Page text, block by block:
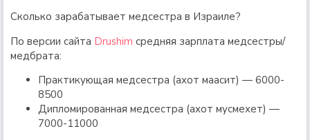
Сколько зарабатывает медсестра в Израиле?
По версии сайта Drushim средняя зарплата медсестры/
медбрата:
Практикующая медсестра (ахот маасит) — 6000-
8500
Дипломированная медсестра (ахот мусмехет) —
7000-11000